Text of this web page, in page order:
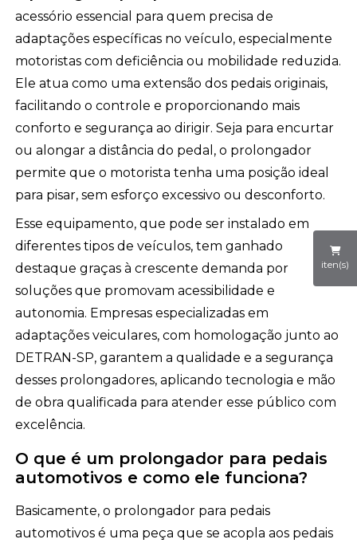
iten(s)
acessório essencial para quem precisa de
adaptações específicas no veículo, especialmente
motoristas com deficiência ou mobilidade reduzida.
Ele atua como uma extensão dos pedais originais,
facilitando o controle e proporcionando mais
conforto e segurança ao dirigir. Seja para encurtar
ou alongar a distância do pedal, o prolongador
permite que o motorista tenha uma posição ideal
para pisar, sem esforço excessivo ou desconforto.
Esse equipamento, que pode ser instalado em
diferentes tipos de veículos, tem ganhado
destaque graças à crescente demanda por
soluções que promovam acessibilidade e
autonomia. Empresas especializadas em
adaptações veiculares, com homologação junto ao
DETRAN-SP, garantem a qualidade e a segurança
desses prolongadores, aplicando tecnologia e mão
de obra qualificada para atender esse público com
excelência.
O que é um prolongador para pedais
automotivos e como ele funciona?
Basicamente, o prolongador para pedais
automotivos é uma peça que se acopla aos pedais